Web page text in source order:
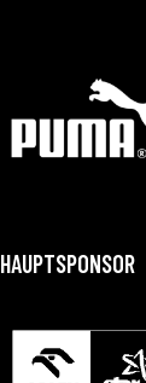
HAUPTSPONSOR